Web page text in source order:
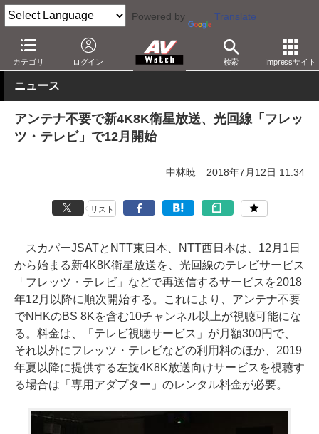
Powered by Translate
カテゴリ ログイン 検索 Impressサイト
AV Watch コンテンツ・サービス 放送
ニュース
アンテナ不要で新4K8K衛星放送、光回線「フレッ
ツ・テレビ」で12月開始
中林暁 2018年7月12日 11:34
リスト
スカパーJSATとNTT東日本、NTT西日本は、12月1日
から始まる新4K8K衛星放送を、光回線のテレビサービス
「フレッツ・テレビ」などで再送信するサービスを2018
年12月以降に順次開始する。これにより、アンテナ不要
でNHKのBS 8Kを含む10チャンネル以上が視聴可能にな
る。料金は、「テレビ視聴サービス」が月額300円で、
それ以外にフレッツ・テレビなどの利用料のほか、2019
年夏以降に提供する左旋4K8K放送向けサービスを視聴す
る場合は「専用アダプター」のレンタル料金が必要。